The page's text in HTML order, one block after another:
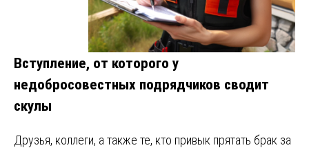
Вступление, от которого у
недобросовестных подрядчиков сводит
скулы
Друзья, коллеги, а также те, кто привык прятать брак за